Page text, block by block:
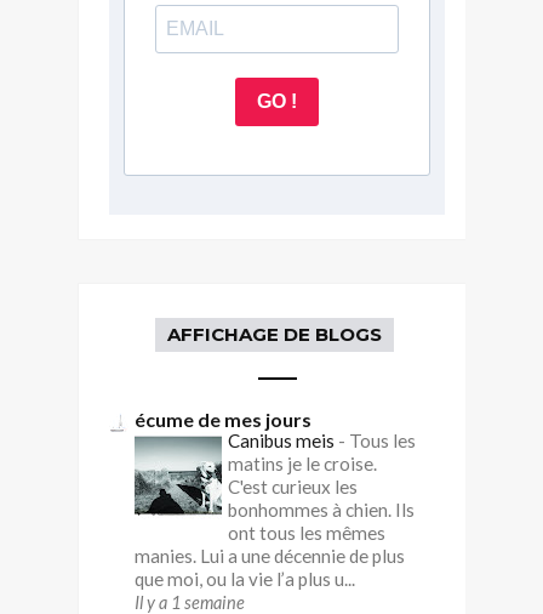
GO !
AFFICHAGE DE BLOGS
écume de mes jours
Canibus meis - Tous les
matins je le croise.
C'est curieux les
bonhommes à chien. Ils
ont tous les mêmes
manies. Lui a une décennie de plus
que moi, ou la vie l’a plus u...
Il y a 1 semaine